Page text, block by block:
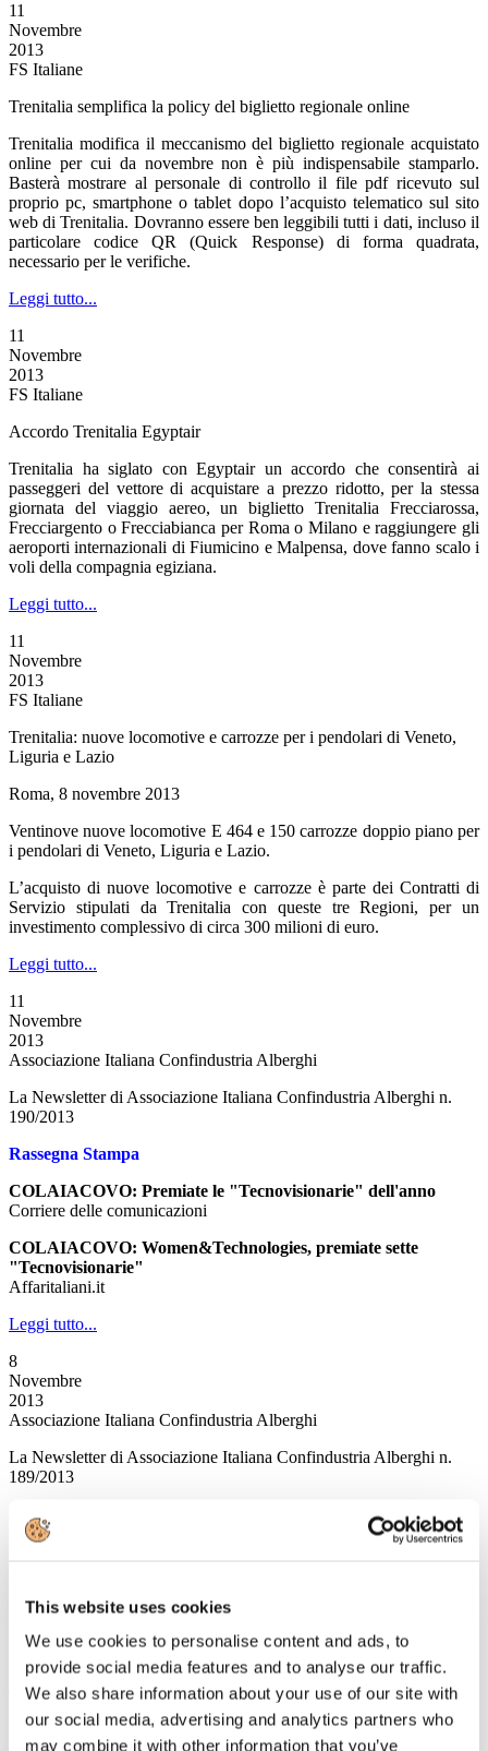
This website uses cookies
We use cookies to personalise content and ads, to
provide social media features and to analyse our traffic.
We also share information about your use of our site with
our social media, advertising and analytics partners who
may combine it with other information that you’ve
11
Novembre
2013
FS Italiane
Trenitalia semplifica la policy del biglietto regionale online
Trenitalia modifica il meccanismo del biglietto regionale acquistato
online per cui da novembre non è più indispensabile stamparlo.
Basterà mostrare al personale di controllo il file pdf ricevuto sul
proprio pc, smartphone o tablet dopo l’acquisto telematico sul sito
web di Trenitalia. Dovranno essere ben leggibili tutti i dati, incluso il
particolare codice QR (Quick Response) di forma quadrata,
necessario per le verifiche.
Leggi tutto...
11
Novembre
2013
FS Italiane
Accordo Trenitalia Egyptair
Trenitalia ha siglato con Egyptair un accordo che consentirà ai
passeggeri del vettore di acquistare a prezzo ridotto, per la stessa
giornata del viaggio aereo, un biglietto Trenitalia Frecciarossa,
Frecciargento o Frecciabianca per Roma o Milano e raggiungere gli
aeroporti internazionali di Fiumicino e Malpensa, dove fanno scalo i
voli della compagnia egiziana.
Leggi tutto...
11
Novembre
2013
FS Italiane
Trenitalia: nuove locomotive e carrozze per i pendolari di Veneto,
Liguria e Lazio
Roma, 8 novembre 2013
Ventinove nuove locomotive E 464 e 150 carrozze doppio piano per
i pendolari di Veneto, Liguria e Lazio.
L’acquisto di nuove locomotive e carrozze è parte dei Contratti di
Servizio stipulati da Trenitalia con queste tre Regioni, per un
investimento complessivo di circa 300 milioni di euro.
Leggi tutto...
11
Novembre
2013
Associazione Italiana Confindustria Alberghi
La Newsletter di Associazione Italiana Confindustria Alberghi n.
190/2013
Rassegna Stampa
COLAIACOVO: Premiate le "Tecnovisionarie" dell'anno
Corriere delle comunicazioni
COLAIACOVO: Women&Technologies, premiate sette
"Tecnovisionarie"
Affaritaliani.it
Leggi tutto...
8
Novembre
2013
Associazione Italiana Confindustria Alberghi
La Newsletter di Associazione Italiana Confindustria Alberghi n.
189/2013
News
L’ufficio per le politiche del turismo passa dalla Presidenza del
A cura del MiBact
Leggi tutto...
Novembre